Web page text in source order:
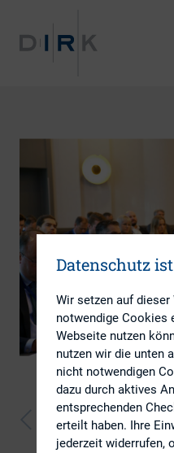
Datenschutz
Wir setzen auf
notwendige Cookies
Webseite nutzen
nutzen wir die unten
nicht notwendigen
dazu durch aktives
entsprechenden
erteilt haben. Ihre
jederzeit widerrufen,